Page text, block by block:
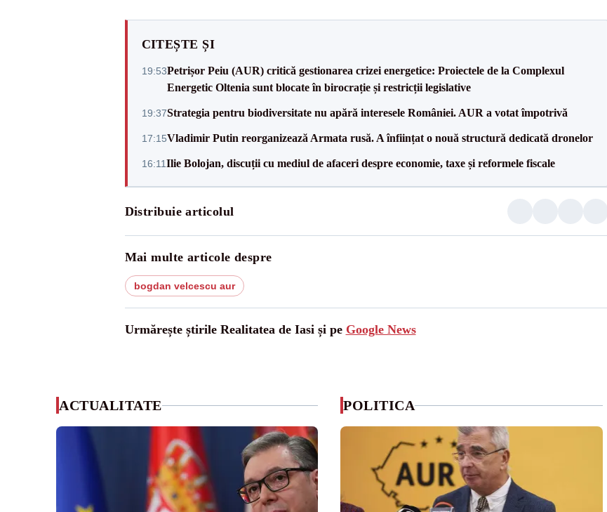
CITEȘTE ȘI
19:53Petrișor Peiu (AUR) critică gestionarea crizei energetice: Proiectele de la Complexul
Energetic Oltenia sunt blocate în birocrație și restricții legislative
19:37Strategia pentru biodiversitate nu apără interesele României. AUR a votat împotrivă
17:15Vladimir Putin reorganizează Armata rusă. A înființat o nouă structură dedicată dronelor
16:11Ilie Bolojan, discuții cu mediul de afaceri despre economie, taxe și reformele fiscale
Distribuie articolul
Mai multe articole despre
bogdan velcescu aur
Urmărește știrile Realitatea de Iasi și pe Google News
ACTUALITATE POLITICA